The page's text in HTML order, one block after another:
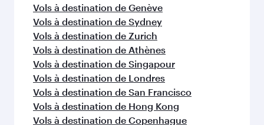
Vols à destination de Genève
Vols à destination de Sydney
Vols à destination de Zurich
Vols à destination de Athènes
Vols à destination de Singapour
Vols à destination de Londres
Vols à destination de San Francisco
Vols à destination de Hong Kong
Vols à destination de Copenhague